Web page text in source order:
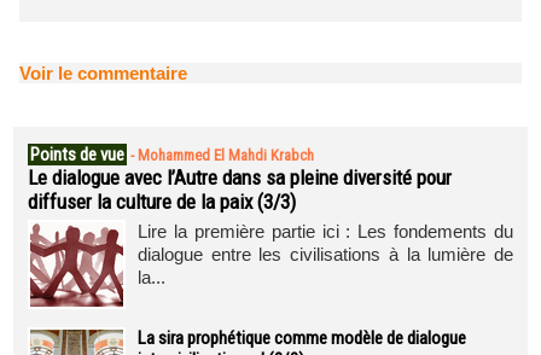
Voir le commentaire
Points de vue - Mohammed El Mahdi Krabch
Le dialogue avec l’Autre dans sa pleine diversité pour
diffuser la culture de la paix (3/3)
Lire la première partie ici : Les fondements du
dialogue entre les civilisations à la lumière de
la...
La sira prophétique comme modèle de dialogue